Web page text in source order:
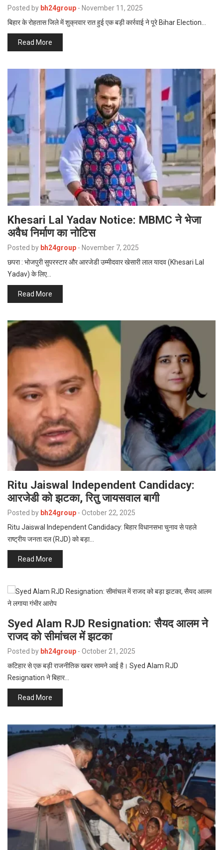
Posted by bh24group - November 11, 2025
बिहार के रोहतास जिले में शुक्रवार रात हुई एक बड़ी कार्रवाई ने पूरे Bihar Election…
Read More
Khesari Lal Yadav Notice: MBMC ने भेजा
अवैध निर्माण का नोटिस
Posted by bh24group - November 7, 2025
छपरा : भोजपुरी सुपरस्टार और आरजेडी उम्मीदवार खेसारी लाल यादव (Khesari Lal
Yadav) के लिए…
Read More
Ritu Jaiswal Independent Candidacy:
आरजेडी को झटका, रितु जायसवाल बागी
Posted by bh24group - October 22, 2025
Ritu Jaiswal Independent Candidacy: बिहार विधानसभा चुनाव से पहले
राष्ट्रीय जनता दल (RJD) को बड़ा…
Read More
Syed Alam RJD Resignation: सैयद आलम ने
राजद को सीमांचल में झटका
Posted by bh24group - October 21, 2025
कटिहार से एक बड़ी राजनीतिक खबर सामने आई है। Syed Alam RJD
Resignation ने बिहार…
Read More